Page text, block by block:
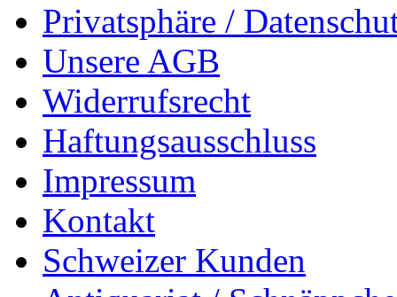
Privatsphäre /
Unsere AGB
Widerrufsrecht
Haftungsausschluss
Impressum
Kontakt
Schweizer Kunden